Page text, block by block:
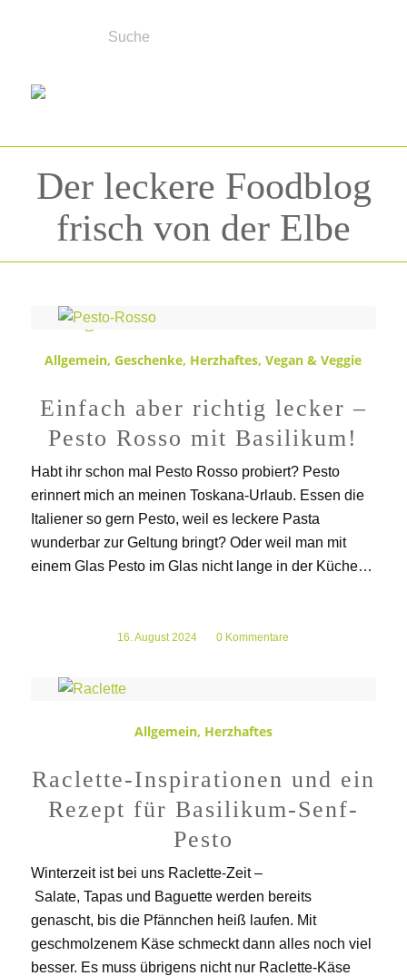
Der leckere Foodblog
frisch von der Elbe
Schlagwortarchiv für:
Allgemein,Geschenke, Herzhaftes,Vegan & Veggie
Einfach aber richtig lecker –
Pesto Rosso mit Basilikum!
Habt ihr schon mal Pesto Rosso probiert? Pesto
erinnert mich an meinen Toskana-Urlaub. Essen die
Italiener so gern Pesto, weil es leckere Pasta
wunderbar zur Geltung bringt? Oder weil man mit
einem Glas Pesto im Glas nicht lange in der Küche…
16. August 2024
/ 0 Kommentare
Allgemein, Herzhaftes
Raclette-Inspirationen und ein
Rezept für Basilikum-Senf-
Pesto
Winterzeit ist bei uns Raclette-Zeit –
Salate, Tapas und Baguette werden bereits
genascht, bis die Pfännchen heiß laufen. Mit
geschmolzenem Käse schmeckt dann alles noch viel
besser. Es muss übrigens nicht nur Raclette-Käse